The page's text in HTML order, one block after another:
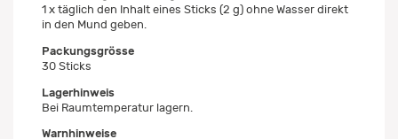
1 x täglich den Inhalt eines Sticks (2 g) ohne Wasser direkt
in den Mund geben.
Packungsgrösse
30 Sticks
Lagerhinweis
Bei Raumtemperatur lagern.
Warnhinweise